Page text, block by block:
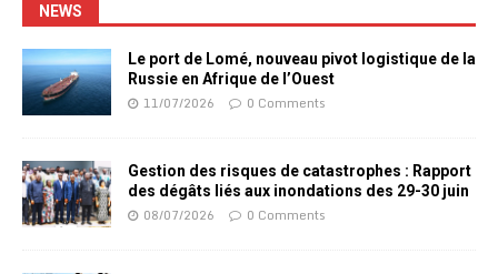
NEWS
Le port de Lomé, nouveau pivot logistique de la
Russie en Afrique de l’Ouest
11/07/2026 0 Comments
Gestion des risques de catastrophes : Rapport
des dégâts liés aux inondations des 29-30 juin
08/07/2026 0 Comments